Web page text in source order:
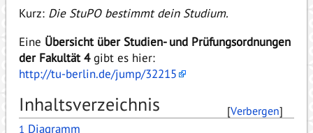
Kurz: Die StuPO bestimmt dein Studium.
Eine Übersicht über Studien- und Prüfungsordnungen
der Fakultät 4gibt es hier:
http://tu-berlin.de/jump/32215
Inhaltsverzeichnis [Verbergen]
1 Diagramm